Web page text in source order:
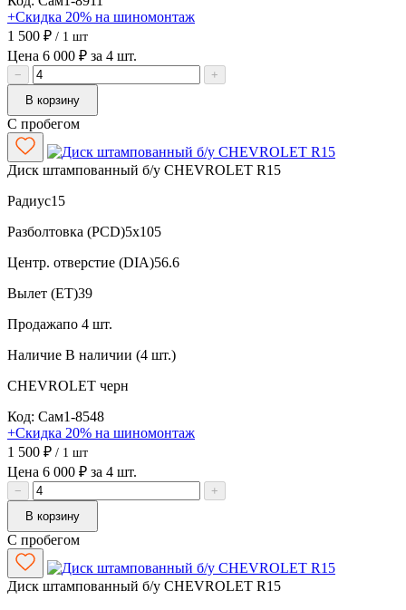
+Скидка 20% на шиномонтаж
1 500 ₽ / 1 шт
Цена 6 000 ₽ за 4 шт.
−
+
В корзину
С пробегом
Диск штампованный б/у CHEVROLET R15
Радиус15
Разболтовка (PCD)5x105
Центр. отверстие (DIA)56.6
Вылет (ET)39
Продажапо 4 шт.
Наличие В наличии (4 шт.)
CHEVROLET черн
Код: Сам1-8548
+Скидка 20% на шиномонтаж
1 500 ₽ / 1 шт
Цена 6 000 ₽ за 4 шт.
−
+
В корзину
С пробегом
Диск штампованный б/у CHEVROLET R15